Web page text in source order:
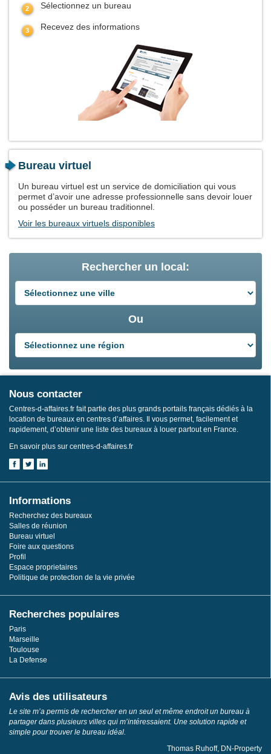
Sélectionnez un bureau
Recevez des informations
Bureau virtuel
Un bureau virtuel est un service de domiciliation qui vous
permet d’avoir une adresse professionnelle sans devoir louer
ou posséder un bureau traditionnel.
Voir les bureaux virtuels disponibles
Rechercher un local:
Ou
Nous contacter
Centres-d-affaires.fr fait partie des plus grands portails français dédiés à la
location de bureaux en centres d’affaires. Il vous permet, facilement et
rapidement, d’obtenir une liste des bureaux à louer partout en France.
En savoir plus sur centres-d-affaires.fr
Informations
Recherchez des bureaux
Salles de réunion
Bureau virtuel
Foire aux questions
Profil
Espace proprietaires
Politique de protection de la vie privée
Recherches populaires
Paris
Marseille
Toulouse
La Defense
Avis des utilisateurs
Le site m’a permis de rechercher en un seul et même endroit un bureau à
partager dans plusieurs villes qui m’intéressaient. Une solution rapide et
simple pour trouver le bureau idéal.
Thomas Ruhoff, DN-Property